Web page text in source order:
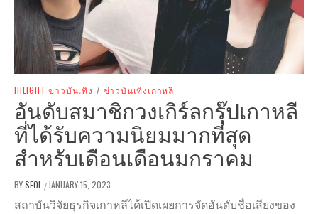
HILIGHT ข่าวบันเทิง / ข่าวบันเทิงเกาหลี
อันดับสมาชิกวงเกิร์ลกรุ๊ปเกาหลี
ที่ได้รับความนิยมมากที่สุด
สำหรับเดือนเดือนมกราคม
BYSEOL / JANUARY 15, 2023
สถาบันวิจัยธุรกิจเกาหลีได้เปิดเผยการจัดอันดับชื่อเสียงของ